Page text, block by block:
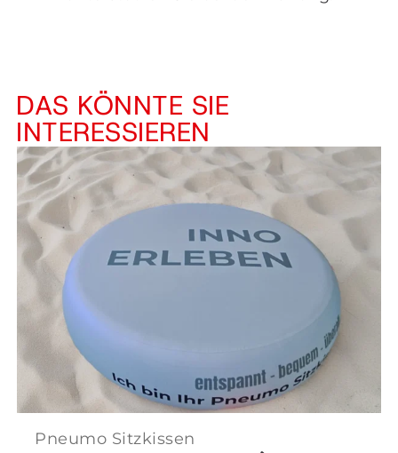
DAS KÖNNTE SIE
INTERESSIEREN
Pneumo Sitzkissen